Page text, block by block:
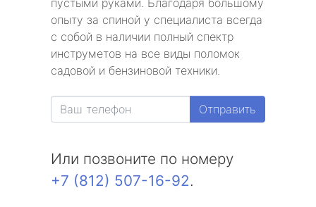
пустыми руками. Благодаря большому
опыту за спиной у специалиста всегда
с собой в наличии полный спектр
инструметов на все виды поломок
садовой и бензиновой техники.
Отправить
Или позвоните по номеру
+7 (812) 507-16-92.